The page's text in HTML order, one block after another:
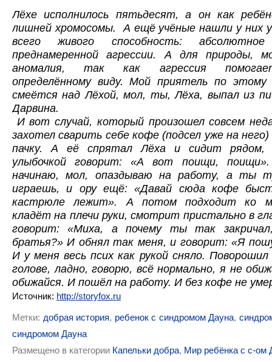
Лёхе исполнилось пятьдесят, а он как
лишней хромосомы. А ещё учёные нашли у них
всего живого способность:
преднамеренной агрессии. А для природы,
аномалия, так как агрессия
определённому виду. Мой приятель по этому
смеётся над Лёхой, мол, ты, Лёха, выпал из
Дарвина.
И вот случай, который произошел совсем
захотел сварить себе кофе (подсел уже на
пачку. А её спрятал Лёха и сидит рядом,
улыбочкой говорит: «А вот поищи,
начинаю, мол, опаздываю на работу, а ты
играешь, и ору ещё: «Давай сюда кофе
кастрюле лежит». А потом подходит ко
кладёт на плечи руки, смотрит пристально в
говорит: «Миха, а почему ты так
братья?» И обнял так меня, и говорит: «Я
И у меня весь псих как рукой сняло.
голове, ладно, говорю, всё нормально, я не
обижайся. И пошёл на работу. И без кофе не
Источник: http://storyfox.ru
Метки: добрая история, ребенок с синдромом Дауна,
синдромом Дауна
Размещено в категории Капельки добра, Мир ребёнка с с-ом